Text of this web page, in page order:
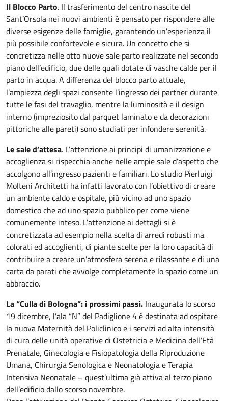
Il Blocco Parto. Il trasferimento del centro nascite del
Sant’Orsola nei nuovi ambienti è pensato per rispondere alle
diverse esigenze delle famiglie, garantendo un’esperienza il
più possibile confortevole e sicura. Un concetto che si
concretizza nelle otto nuove sale parto realizzate nel secondo
piano dell’edificio, due delle quali dotate di vasche calde per il
parto in acqua. A differenza del blocco parto attuale,
l’ampiezza degli spazi consente l’ingresso dei partner durante
tutte le fasi del travaglio, mentre la luminosità e il design
interno (impreziosito dal parquet laminato e da decorazioni
pittoriche alle pareti) sono studiati per infondere serenità.
Le sale d’attesa. L’attenzione ai principi di umanizzazione e
accoglienza si rispecchia anche nelle ampie sale d’aspetto che
accolgono all’ingresso pazienti e familiari. Lo studio Pierluigi
Molteni Architetti ha infatti lavorato con l’obiettivo di creare
un ambiente caldo e ospitale, più vicino ad uno spazio
domestico che ad uno spazio pubblico per come viene
comunemente inteso. L’attenzione ai dettagli si è
concretizzata ad esempio nella scelta di arredi robusti ma
colorati ed accoglienti, di piante scelte per la loro capacità di
contribuire a creare un’atmosfera serena e rilassante e di una
carta da parati che avvolge completamente lo spazio come un
abbraccio.
La “Culla di Bologna”: i prossimi passi. Inaugurata lo scorso
19 dicembre, l’ala “N” del Padiglione 4 è destinata ad ospitare
la nuova Maternità del Policlinico e i servizi ad alta intensità
di cura delle unità operative di Ostetricia e Medicina dell’Età
Prenatale, Ginecologia e Fisiopatologia della Riproduzione
Umana, Chirurgia Senologica e Neonatologia e Terapia
Intensiva Neonatale – quest’ultima già attiva al terzo piano
dell’edificio dallo scorso novembre.